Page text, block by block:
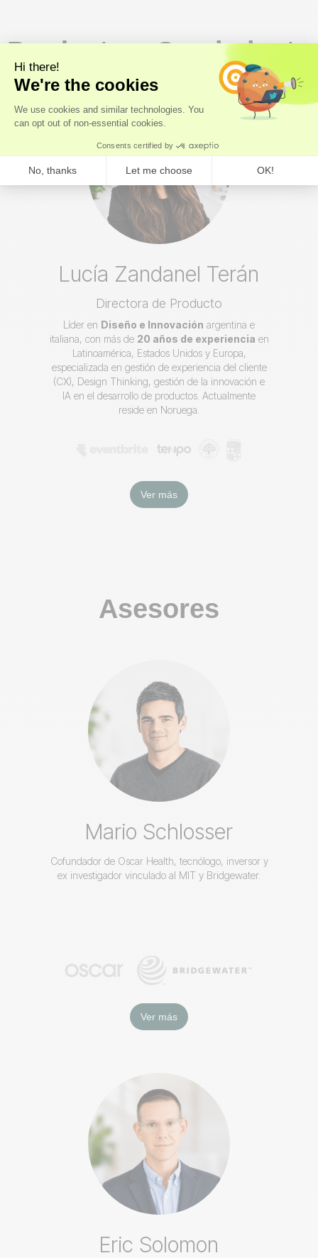
Producto y Crecimiento
Lucía Zandanel Terán
Directora de Producto
Líder en Diseño e Innovación argentina e
italiana, con más de 20 años de experiencia en
Latinoamérica, Estados Unidos y Europa,
especializada en gestión de experiencia del cliente
(CX), Design Thinking, gestión de la innovación e
IA en el desarrollo de productos. Actualmente
reside en Noruega.
Ver más
Asesores
Mario Schlosser
Cofundador de Oscar Health, tecnólogo, inversor y
ex investigador vinculado al MIT y Bridgewater.
Ver más
Eric Solomon